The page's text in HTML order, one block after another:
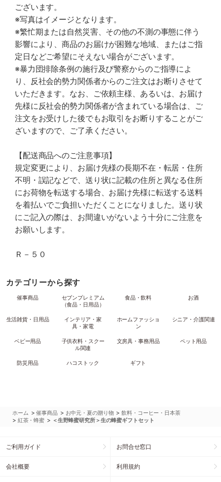
ございます。
※写真はイメージとなります。
※繁忙期または自然災害、その他の不測の事態に伴う
影響により、商品のお届けが困難な地域、またはご指
定日などご希望にそえない場合がございます。
※暴力団排除条例の施行及び警察からのご指導によ
り、反社会的勢力関係者からのご注文はお断りさせて
いただきます。なお、ご依頼主様、あるいは、お届け
先様に反社会的勢力関係者が含まれている場合は、ご
注文をお受けした後でもお取引をお断りすることがご
ざいますので、ご了承ください。
【配送商品へのご注意事項】
規定変更により、お届け先様の長期不在・転居・住所
不明・誤記などで、送り状に記載の住所と異なる住所
にお荷物を転送する場合、お届け先様に転送する送料
を着払いでご負担いただくことになりました。送り状
にご記入の際は、お間違いがないよう十分にご注意を
お願いします。
Ｒ－５０
カテゴリーから探す
催事商品
セブンプレミアム
（食品・日用品）
食品・飲料 お酒
生活雑貨・日用品
インテリア・家
具・家電
ホームファッショ
ン
シニア・介護関連
ベビー用品
子供衣料・スクー
ル関連
文房具・事務用品 ペット用品
防災用品 ハコストック ギフト
ホーム >催事商品 > お中元・夏の贈り物 >飲料・コーヒー・日本茶
> 紅茶・蜂蜜 > ＜生野蜂蜜研究所＞生の蜂蜜ギフトセット
ご利用ガイド お問合せ窓口
会社概要 利用規約